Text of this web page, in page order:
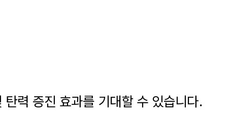
력 증진 효과를 기대할 수 있습니다.